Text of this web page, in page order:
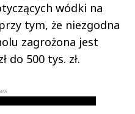
wódki na
tym, że niezgodna
zagrożona jest
do 500 tys. zł.